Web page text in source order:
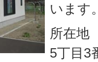
います
所在地
5丁目3